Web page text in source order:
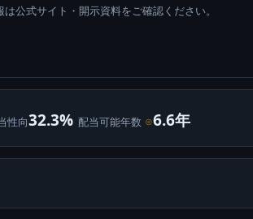
公式サイト・開示資料をご確認ください。
性向32.3% 配当可能年数 ⊙6.6年